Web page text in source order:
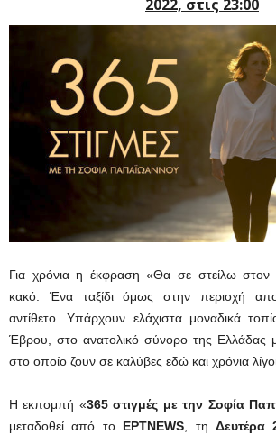
2022, στις 23:00
Για χρόνια η έκφραση «Θα σε στείλω στον
κακό. Ένα ταξίδι όμως στην περιοχή
αντίθετο. Υπάρχουν ελάχιστα μοναδικά
Έβρου, στο ανατολικό σύνορο της Ελλάδας
στο οποίο ζουν σε καλύβες εδώ και χρόνια
Η εκπομπή «365 στιγμές με την Σοφία
μεταδοθεί από το ΕΡΤNEWS , τη Δευτέρα